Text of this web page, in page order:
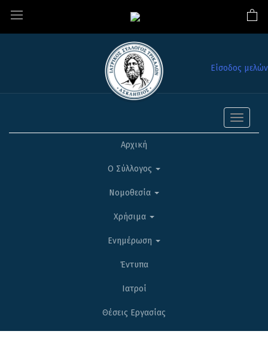
Είσοδος μελών
Toggle
Αρχική
Ο Σύλλογος
Νομοθεσία
Χρήσιμα
Ενημέρωση
Έντυπα
Ιατροί
Θέσεις Εργασίας